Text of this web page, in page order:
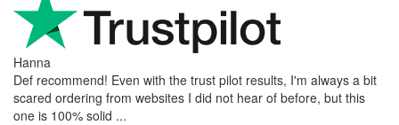
Hanna
Def recommend! Even with the trust pilot results, I'm always a bit
scared ordering from websites I did not hear of before, but this
one is 100% solid ...